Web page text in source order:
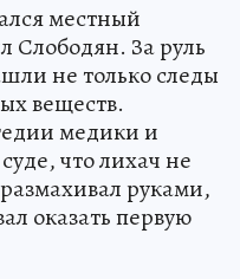
местный
Слободян. За руль
не только следы
веществ.
медики и
что лихач не
руками,
оказать первую